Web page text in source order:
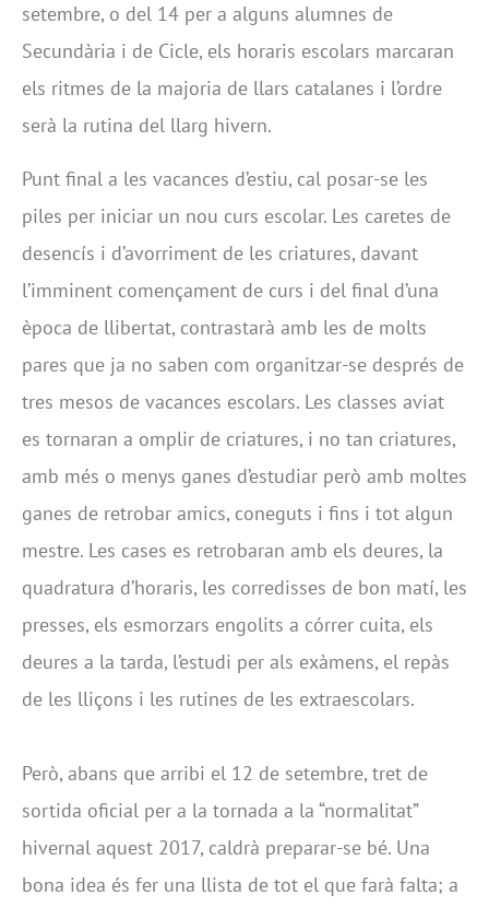
setembre, o del 14 per a alguns alumnes de
Secundària i de Cicle, els horaris escolars marcaran
els ritmes de la majoria de llars catalanes i l’ordre
serà la rutina del llarg hivern.
Punt final a les vacances d’estiu, cal posar-se les
piles per iniciar un nou curs escolar. Les caretes de
desencís i d’avorriment de les criatures, davant
l’imminent començament de curs i del final d’una
època de llibertat, contrastarà amb les de molts
pares que ja no saben com organitzar-se després de
tres mesos de vacances escolars. Les classes aviat
es tornaran a omplir de criatures, i no tan criatures,
amb més o menys ganes d’estudiar però amb moltes
ganes de retrobar amics, coneguts i fins i tot algun
mestre. Les cases es retrobaran amb els deures, la
quadratura d’horaris, les corredisses de bon matí, les
presses, els esmorzars engolits a córrer cuita, els
deures a la tarda, l’estudi per als exàmens, el repàs
de les lliçons i les rutines de les extraescolars.
Però, abans que arribi el 12 de setembre, tret de
sortida oficial per a la tornada a la “normalitat”
hivernal aquest 2017, caldrà preparar-se bé. Una
bona idea és fer una llista de tot el que farà falta; a